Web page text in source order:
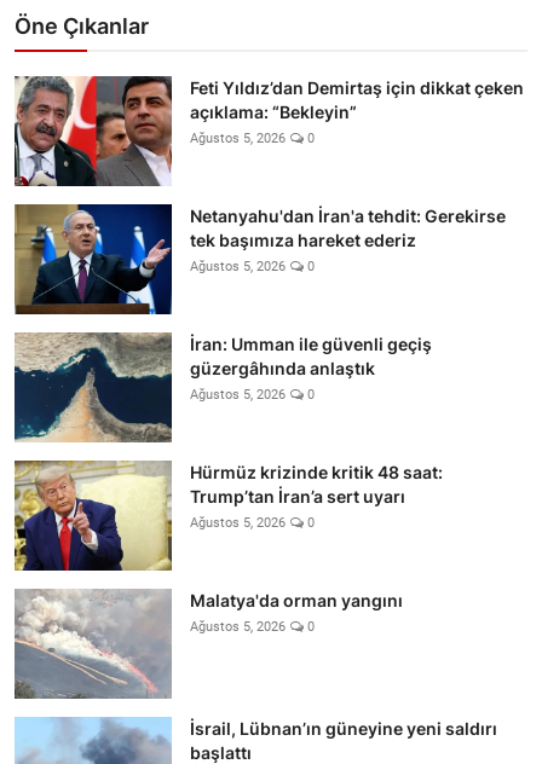
Öne Çıkanlar
Feti Yıldız’dan Demirtaş için dikkat çeken
açıklama: “Bekleyin”
Ağustos 5, 2026 0
Netanyahu'dan İran'a tehdit: Gerekirse
tek başımıza hareket ederiz
Ağustos 5, 2026 0
İran: Umman ile güvenli geçiş
güzergâhında anlaştık
Ağustos 5, 2026 0
Hürmüz krizinde kritik 48 saat:
Trump’tan İran’a sert uyarı
Ağustos 5, 2026 0
Malatya'da orman yangını
Ağustos 5, 2026 0
İsrail, Lübnan’ın güneyine yeni saldırı
başlattı